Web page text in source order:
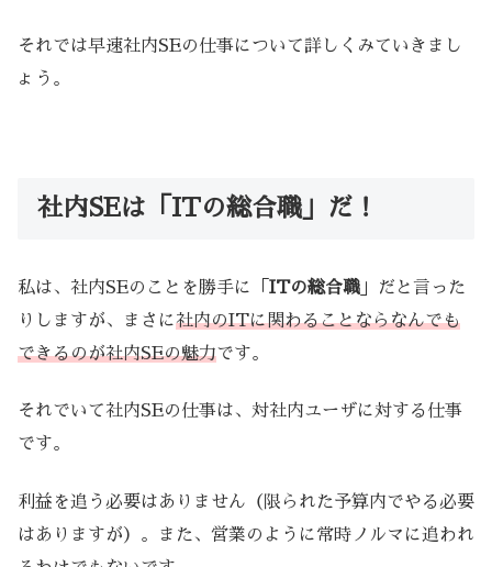
それでは早速社内SEの仕事について詳しくみていきまし
ょう。
社内SEは「ITの総合職」だ！
私は、社内SEのことを勝手に「 ITの総合職 」だと言った
りしますが、まさに社内のITに関わることならなんでも
できるのが社内SEの魅力です。
それでいて社内SEの仕事は、対社内ユーザに対する仕事
です。
利益を追う必要はありません（限られた予算内でやる必要
はありますが）。また、営業のように常時ノルマに追われ